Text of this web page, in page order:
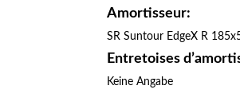
Amortisseur:
SR Suntour EdgeX R
Entretoises
Keine Angabe